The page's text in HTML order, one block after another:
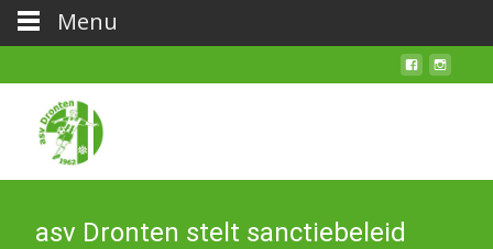
asv Dronten stelt sanctiebeleid
Menu